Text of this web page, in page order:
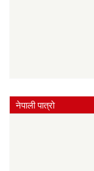
नेपाली पात्रो